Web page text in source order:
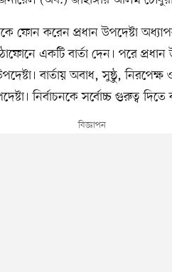
ফোন করেন প্রধান উপদেষ্টা
একটি বার্তা দেন। পরে প্রধান
বার্তায় অবাধ, সুষ্ঠু,
নির্বাচনকে সর্বোচ্চ গুরুত্ব